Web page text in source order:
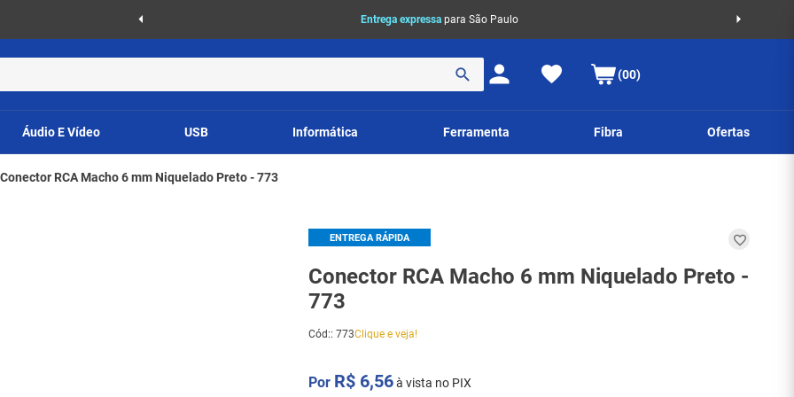
Entrega expressa para São Paulo
(00)
Áudio E Vídeo USB Informática Ferramenta Fibra Ofertas
Conector RCA Macho 6 mm Niquelado Preto - 773
ENTREGA RÁPIDA
Conector RCA Macho 6 mm Niquelado Preto -
773
Cód::773Clique e veja!
R$ 6,56à vista no PIX